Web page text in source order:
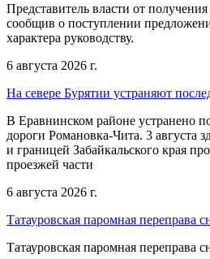
Представитель власти от получения
сообщив о поступлении
характера руководству.
6 августа 2026 г.
На севере Бурятии устраняют
В Еравнинском районе устранено
дороги Романовка-Чита. 3 августа
и границей Забайкальского края
проезжей части
6 августа 2026 г.
Татауровская паромная переправа
Татауровская паромная переправа